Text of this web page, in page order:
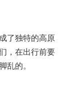
了独特的高原
，在出行前要
乱的。